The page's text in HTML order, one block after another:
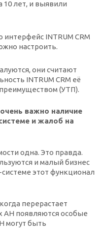
10 лет, и выявили
INTRUM CRM
настроить.
они считают
INTRUM CRM её
(УТП).
важно наличие
и жалоб на
одна. Это правда.
и малый бизнес
системе этот функционал
перерастает
АН появляются особые
могут быть